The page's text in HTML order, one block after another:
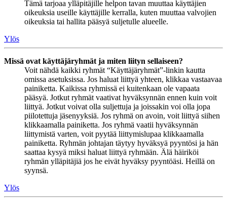
Tämä tarjoaa ylläpitäjille helpon tavan muuttaa käyttäjien
oikeuksia useille käyttäjille kerralla, kuten muuttaa valvojien
oikeuksia tai hallita pääsyä suljetulle alueelle.
Ylös
Missä ovat käyttäjäryhmät ja miten liityn sellaiseen?
Voit nähdä kaikki ryhmät “Käyttäjäryhmät”-linkin kautta
omissa asetuksissa. Jos haluat liittyä yhteen, klikkaa vastaavaa
painiketta. Kaikissa ryhmissä ei kuitenkaan ole vapaata
pääsyä. Jotkut ryhmät vaativat hyväksynnän ennen kuin voit
liittyä. Jotkut voivat olla suljettuja ja joissakin voi olla jopa
piilotettuja jäsenyyksiä. Jos ryhmä on avoin, voit liittyä siihen
klikkaamalla painiketta. Jos ryhmä vaatii hyväksynnän
liittymistä varten, voit pyytää liittymislupaa klikkaamalla
painiketta. Ryhmän johtajan täytyy hyväksyä pyyntösi ja hän
saattaa kysyä miksi haluat liittyä ryhmään. Älä häiriköi
ryhmän ylläpitäjiä jos he eivät hyväksy pyyntöäsi. Heillä on
syynsä.
Ylös